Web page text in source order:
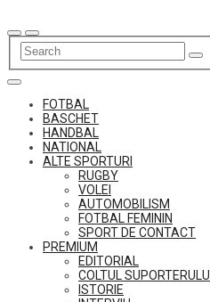
to
content
FOTBAL
BASCHET
HANDBAL
NATIONAL
ALTE SPORTURI
RUGBY
VOLEI
AUTOMOBILISM
FOTBAL FEMININ
SPORT DE CONTACT
PREMIUM
EDITORIAL
COLTUL SUPORTERULUI
ISTORIE